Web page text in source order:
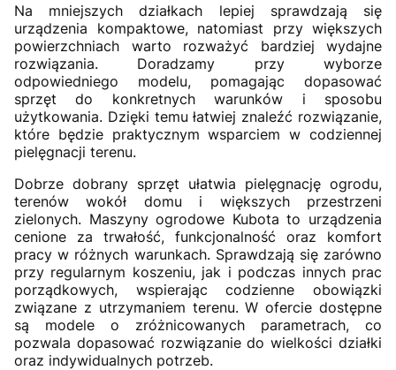
Na mniejszych działkach lepiej sprawdzają się
urządzenia kompaktowe, natomiast przy większych
powierzchniach warto rozważyć bardziej wydajne
rozwiązania. Doradzamy przy wyborze
odpowiedniego modelu, pomagając dopasować
sprzęt do konkretnych warunków i sposobu
użytkowania. Dzięki temu łatwiej znaleźć rozwiązanie,
które będzie praktycznym wsparciem w codziennej
pielęgnacji terenu.
Dobrze dobrany sprzęt ułatwia pielęgnację ogrodu,
terenów wokół domu i większych przestrzeni
zielonych. Maszyny ogrodowe Kubota to urządzenia
cenione za trwałość, funkcjonalność oraz komfort
pracy w różnych warunkach. Sprawdzają się zarówno
przy regularnym koszeniu, jak i podczas innych prac
porządkowych, wspierając codzienne obowiązki
związane z utrzymaniem terenu. W ofercie dostępne
są modele o zróżnicowanych parametrach, co
pozwala dopasować rozwiązanie do wielkości działki
oraz indywidualnych potrzeb.